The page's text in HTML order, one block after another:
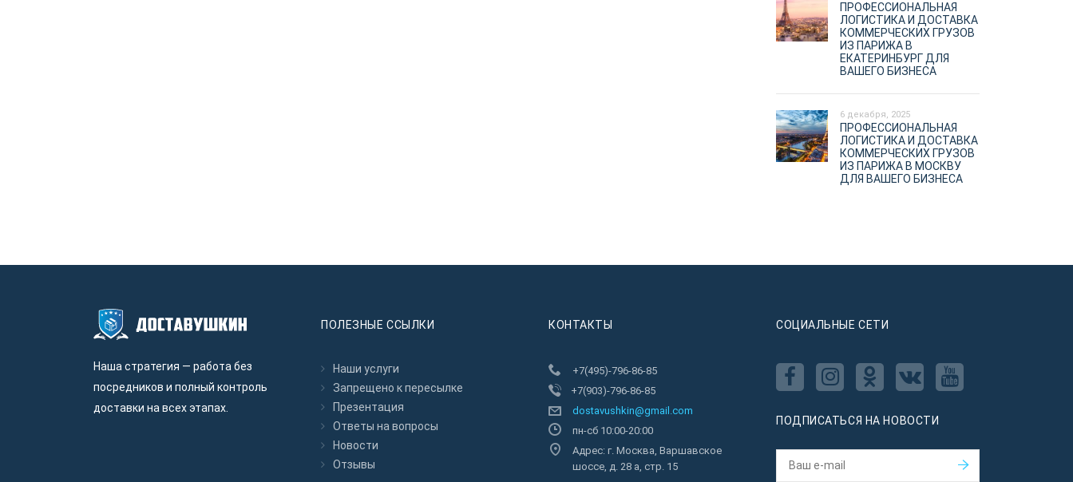
ПРОФЕССИОНАЛЬНАЯ
ЛОГИСТИКА И ДОСТАВКА
КОММЕРЧЕСКИХ ГРУЗОВ
ИЗ ПАРИЖА В
ЕКАТЕРИНБУРГ ДЛЯ
ВАШЕГО БИЗНЕСА
6 декабря, 2025
ПРОФЕССИОНАЛЬНАЯ
ЛОГИСТИКА И ДОСТАВКА
КОММЕРЧЕСКИХ ГРУЗОВ
ИЗ ПАРИЖА В МОСКВУ
ДЛЯ ВАШЕГО БИЗНЕСА
Наша стратегия — работа без
посредников и полный контроль
доставки на всех этапах.
ПОЛЕЗНЫЕ ССЫЛКИ
Наши услуги
Запрещено к пересылкe
Презентация
Ответы на вопросы
Новости
Отзывы
КОНТАКТЫ
+7(495)-796-86-85
+7(903)-796-86-85
dostavushkin@gmail.com
пн-сб 10:00-20:00
Адрес: г. Москва, Варшавское
шоссе, д. 28 а, стр. 15
CОЦИАЛЬНЫЕ СЕТИ
ПОДПИСАТЬСЯ НА НОВОСТИ